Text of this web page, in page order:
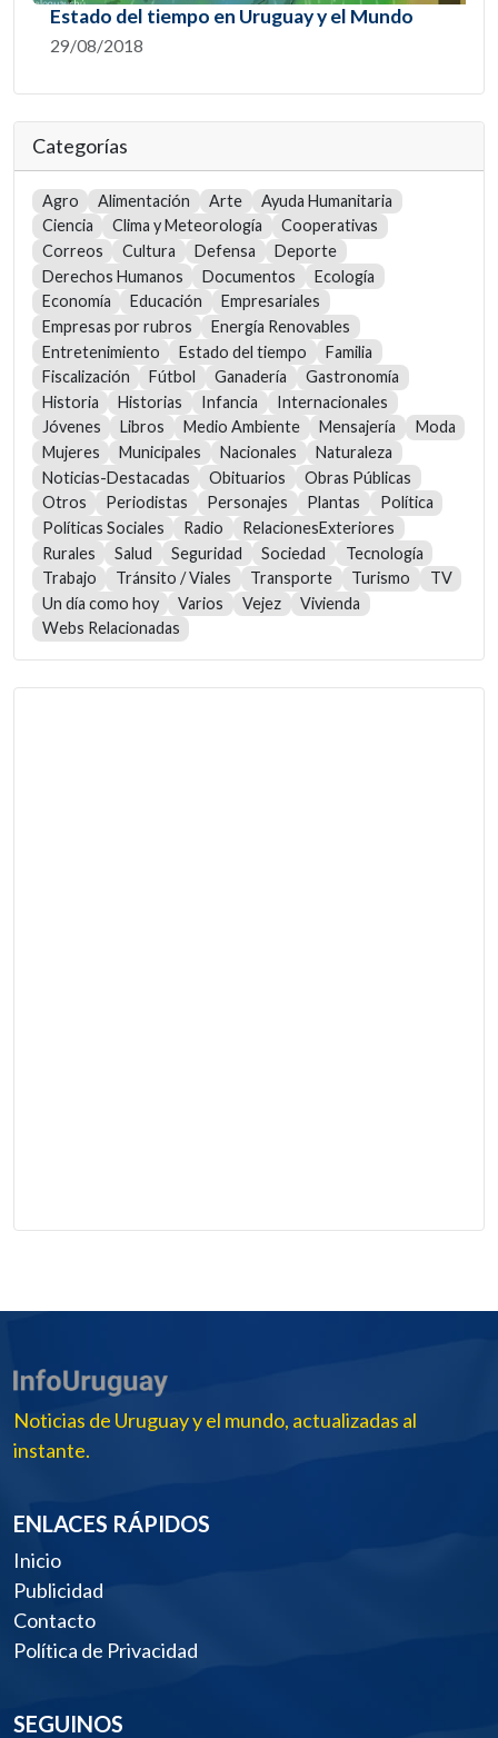
Estado del tiempo en Uruguay y el Mundo
29/08/2018
Categorías
Agro Alimentación Arte
Ayuda Humanitaria
Ciencia
Clima y Meteorología
Cooperativas
Correos
Cultura Defensa
Deporte
Derechos Humanos
Documentos
Ecología
Economía
Educación
Empresariales
Empresas por rubros
Energía Renovables
Entretenimiento
Estado del tiempo
Familia
Fiscalización
Fútbol Ganadería
Gastronomía
Historia
Historias Infancia
Internacionales
Jóvenes
Libros Medio Ambiente Mensajería
Moda
Mujeres
Municipales Nacionales
Naturaleza
Noticias-Destacadas
Obituarios
Obras Públicas
Otros
Periodistas Personajes Plantas
Política
Políticas Sociales
Radio
RelacionesExteriores
Rurales
Salud Seguridad Sociedad
Tecnología
Trabajo
Tránsito / Viales Transporte Turismo
TV
Un día como hoy
Varios Vejez
Vivienda
Webs Relacionadas
Noticias de Uruguay y el mundo, actualizadas al
instante.
ENLACES RÁPIDOS
Inicio
Publicidad
Contacto
Política de Privacidad
SEGUINOS